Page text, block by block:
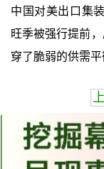
中国对美出口集
旺季被强行提前
穿了脆弱的供需平